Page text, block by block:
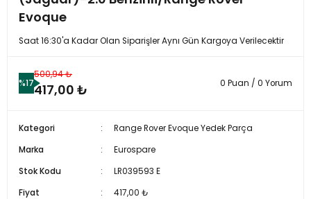
Evoque
Saat 16:30'a Kadar Olan Siparişler Aynı Gün Kargoya Verilecektir
%17
500,94 ₺
417,00 ₺ 0 Puan / 0 Yorum
Kategori
Range Rover Evoque Yedek Parça
Marka
Eurospare
Stok Kodu
LR039593 E
Fiyat
417,00 ₺